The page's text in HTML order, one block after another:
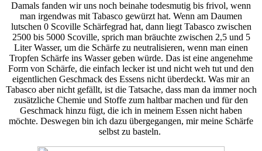
Damals fanden wir uns noch beinahe todesmutig bis frivol, wenn
man irgendwas mit Tabasco gewürzt hat. Wenn am Daumen
lutschen 0 Scoville Schärfegrad hat, dann liegt Tabasco zwischen
2500 bis 5000 Scoville, sprich man bräuchte zwischen 2,5 und 5
Liter Wasser, um die Schärfe zu neutralisieren, wenn man einen
Tropfen Schärfe ins Wasser geben würde. Das ist eine angenehme
Form von Schärfe, die einfach lecker ist und nicht weh tut und den
eigentlichen Geschmack des Essens nicht überdeckt. Was mir an
Tabasco aber nicht gefällt, ist die Tatsache, dass man da immer noch
zusätzliche Chemie und Stoffe zum haltbar machen und für den
Geschmack hinzu fügt, die ich in meinem Essen nicht haben
möchte. Deswegen bin ich dazu übergegangen, mir meine Schärfe
selbst zu basteln.